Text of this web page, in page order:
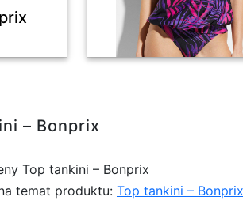
– Bonprix
Top tankini – Bonprix
temat produktu: Top tankini – Bonprix